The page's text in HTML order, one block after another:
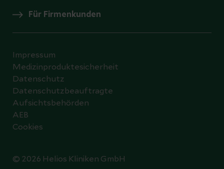
Für Firmenkunden
© 2026 Helios Kliniken GmbH
Impressum
Medizinproduktesicherheit
Datenschutz
Datenschutzbeauftragte
Aufsichtsbehörden
AEB
Cookies